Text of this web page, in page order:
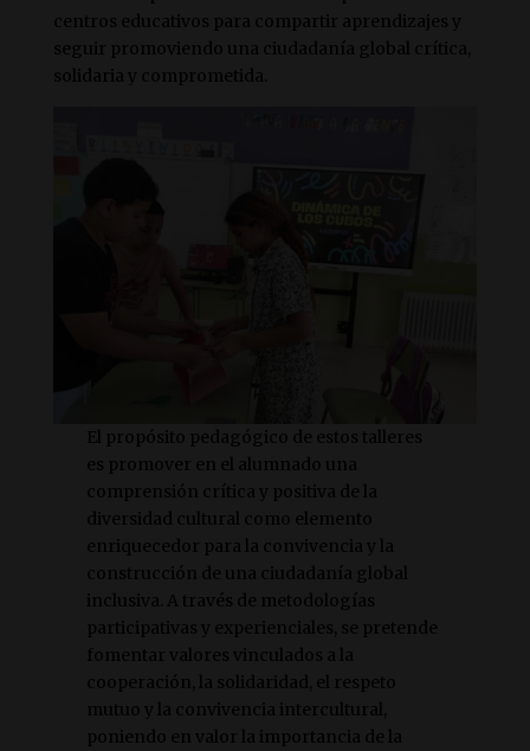
centros educativos para compartir aprendizajes y
seguir promoviendo una ciudadanía global crítica,
solidaria y comprometida.
El propósito pedagógico de estos talleres
es promover en el alumnado una
comprensión crítica y positiva de la
diversidad cultural como elemento
enriquecedor para la convivencia y la
construcción de una ciudadanía global
inclusiva. A través de metodologías
participativas y experienciales, se pretende
fomentar valores vinculados a la
cooperación, la solidaridad, el respeto
mutuo y la convivencia intercultural,
poniendo en valor la importancia de la